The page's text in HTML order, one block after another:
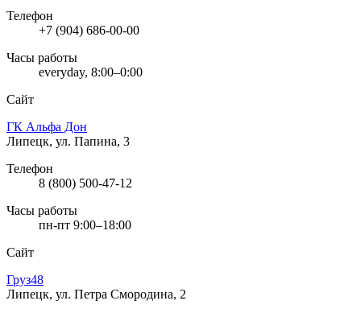
Телефон
+7 (904) 686-00-00
Часы работы
everyday, 8:00–0:00
Сайт
ГК Альфа Дон
Липецк, ул. Папина, 3
Телефон
8 (800) 500-47-12
Часы работы
пн-пт 9:00–18:00
Сайт
Груз48
Липецк, ул. Петра Смородина, 2